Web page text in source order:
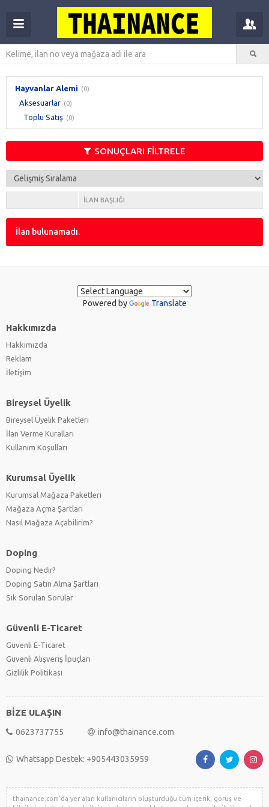
Hayvanlar Alemi (0)
Aksesuarlar (0)
Toplu Satış (0)
SONUÇLARI FİLTRELE
İLAN BAŞLIĞI
İlan bulunamadı.
Powered by Translate
Hakkımızda
Hakkımızda
Reklam
İletişim
Bireysel Üyelik
Bireysel Üyelik Paketleri
İlan Verme Kuralları
Kullanım Koşulları
Kurumsal Üyelik
Kurumsal Mağaza Paketleri
Mağaza Açma Şartları
Nasıl Mağaza Açabilirim?
Doping
Doping Nedir?
Doping Satın Alma Şartları
Sık Sorulan Sorular
Güvenli E-Ticaret
Güvenli E-Ticaret
Güvenli Alışveriş İpuçları
Gizlilik Politikası
BİZE ULAŞIN
0623737755 info@thainance.com
Whatsapp Destek: +905443035959
thainance.com'da yer alan kullanıcıların oluşturduğu tüm içerik, görüş ve